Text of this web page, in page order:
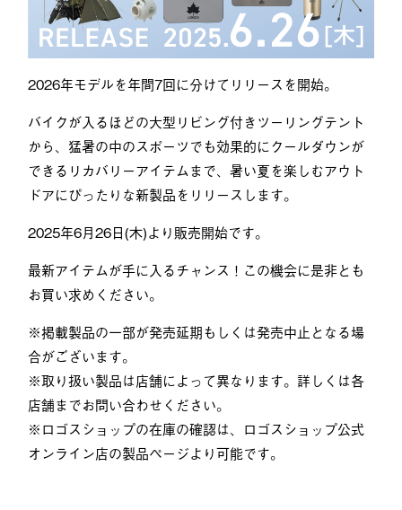
2026年モデルを年間7回に分けてリリースを開始。
バイクが入るほどの大型リビング付きツーリングテント
から、猛暑の中のスポーツでも効果的にクールダウンが
できるリカバリーアイテムまで、暑い夏を楽しむアウト
ドアにぴったりな新製品をリリースします。
2025年6月26日(木)より販売開始です。
最新アイテムが手に入るチャンス！この機会に是非とも
お買い求めください。
※掲載製品の一部が発売延期もしくは発売中止となる場
合がございます。
※取り扱い製品は店舗によって異なります。詳しくは各
店舗までお問い合わせください。
※ロゴスショップの在庫の確認は、ロゴスショップ公式
オンライン店の製品ページより可能です。